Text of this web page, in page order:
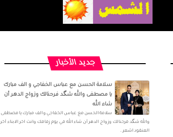
جديد الأخبار
سلامة الحسن‏ مع ‏عباس الخفاجي‏ و‏ الف مبارك
يا مصطفى والله شگد فرحنالك وزواج الدهر أن
شاء الله
سلامة الحسن‏ مع ‏عباس الخفاجي‏ و‏ الف مبارك يا مصطفى
والله شگد فرحنالك وزواج الدهر أن شاء الله في يوم زفافك وانت اخر الابناء آخر
العنقود اشعر..